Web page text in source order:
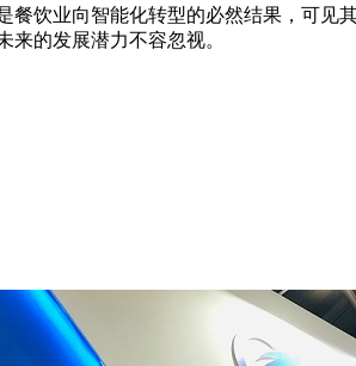
饮业向智能化转型的必然结果，可见
来的发展潜力不容忽视。